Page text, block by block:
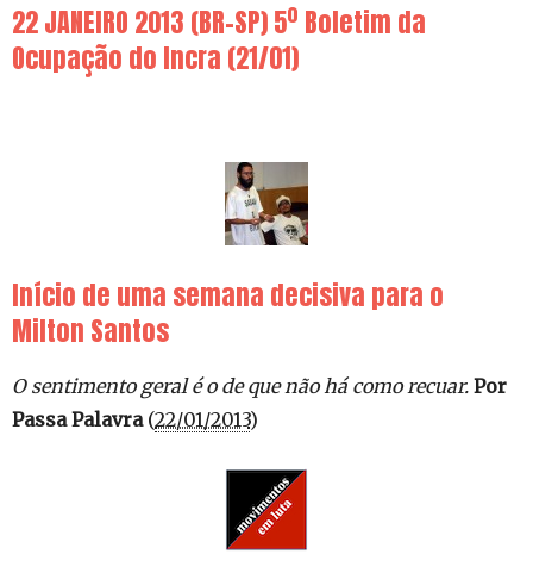
22 JANEIRO 2013 (BR-SP) 5º Boletim da
Ocupação do Incra (21/01)
Início de uma semana decisiva para o
Milton Santos
O sentimento geral é o de que não há como recuar. Por
Passa Palavra (22/01/2013)